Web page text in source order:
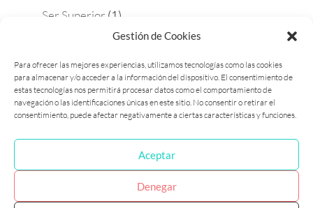
Gestión de Cookies
Para ofrecer las mejores experiencias, utilizamos tecnologías como las cookies
para almacenar y/o acceder a la información del dispositivo. El consentimiento de
estas tecnologías nos permitirá procesar datos como el comportamiento de
navegación o las identificaciones únicas en este sitio. No consentir o retirar el
consentimiento, puede afectar negativamente a ciertas características y funciones.
Aceptar
Denegar
Ser Superior (1)
Constelaciones(1)
Matrix Maestra(1)
Política de cookies (UE) Política de privacidad